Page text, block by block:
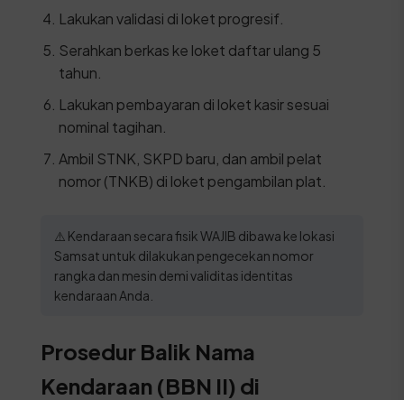
Lakukan validasi di loket progresif.
Serahkan berkas ke loket daftar ulang 5
tahun.
Lakukan pembayaran di loket kasir sesuai
nominal tagihan.
Ambil STNK, SKPD baru, dan ambil pelat
nomor (TNKB) di loket pengambilan plat.
⚠️ Kendaraan secara fisik WAJIB dibawa ke lokasi
Samsat untuk dilakukan pengecekan nomor
rangka dan mesin demi validitas identitas
kendaraan Anda.
Prosedur Balik Nama
Kendaraan (BBN II) di